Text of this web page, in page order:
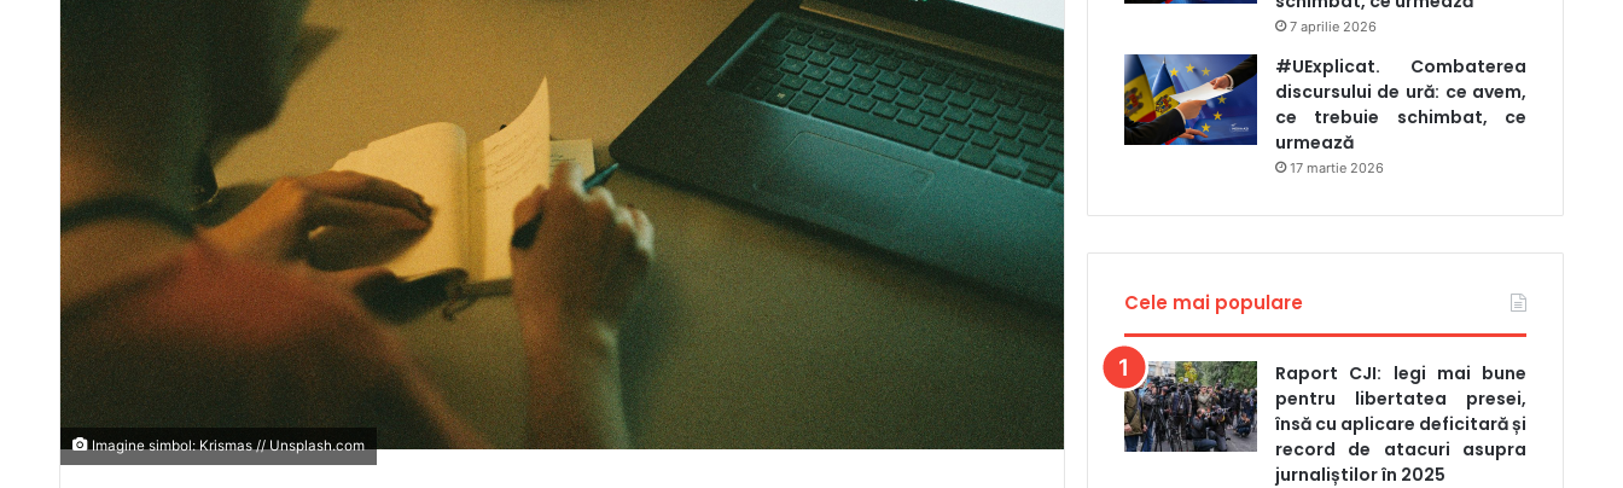
Imagine simbol: Krismas // Unsplash.com
7 aprilie 2026
#UExplicat. Combaterea
discursului de ură: ce avem,
ce trebuie schimbat, ce
urmează
17 martie 2026
Cele mai populare
Raport CJI: legi mai bune
pentru libertatea presei,
însă cu aplicare deficitară și
record de atacuri asupra
jurnaliștilor în 2025